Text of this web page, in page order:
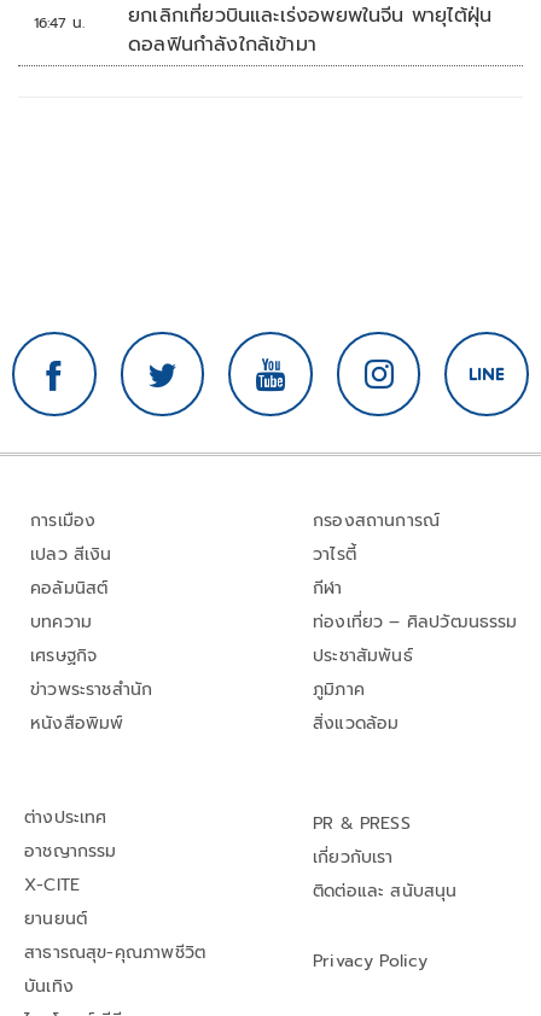
16:47 น.
ยกเลิกเที่ยวบินและเร่งอพยพในจีน พายุไต้ฝุ่น
ดอลฟินกำลังใกล้เข้ามา
การเมือง
เปลว สีเงิน
คอลัมนิสต์
บทความ
เศรษฐกิจ
ข่าวพระราชสำนัก
หนังสือพิมพ์
กรองสถานการณ์
วาไรตี้
กีฬา
ท่องเที่ยว – ศิลปวัฒนธรรม
ประชาสัมพันธ์
ภูมิภาค
สิ่งแวดล้อม
ต่างประเทศ
อาชญากรรม
X-CITE
ยานยนต์
สาธารณสุข-คุณภาพชีวิต
บันเทิง
PR & PRESS
เกี่ยวกับเรา
ติดต่อและ สนับสนุน
Privacy Policy